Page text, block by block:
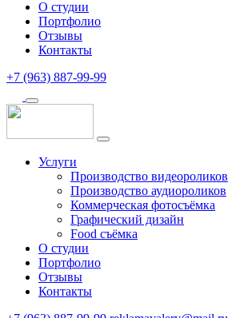
О студии
Портфолио
Отзывы
Контакты
+7 (963) 887-99-99
Услуги
Производство видеороликов
Производство аудиороликов
Коммерческая фотосъёмка
Графический дизайн
Food съёмка
О студии
Портфолио
Отзывы
Контакты